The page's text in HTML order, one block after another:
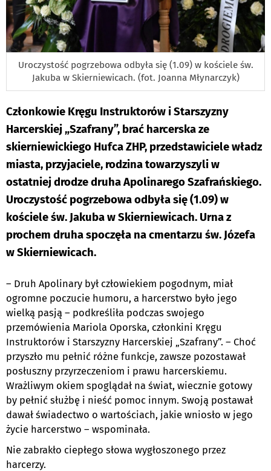
Uroczystość pogrzebowa odbyła się (1.09) w kościele św.
Jakuba w Skierniewicach. (fot. Joanna Młynarczyk)
Członkowie Kręgu Instruktorów i Starszyzny
Harcerskiej „Szafrany”, brać harcerska ze
skierniewickiego Hufca ZHP, przedstawiciele władz
miasta, przyjaciele, rodzina towarzyszyli w
ostatniej drodze druha Apolinarego Szafrańskiego.
Uroczystość pogrzebowa odbyła się (1.09) w
kościele św. Jakuba w Skierniewicach. Urna z
prochem druha spoczęła na cmentarzu św. Józefa
w Skierniewicach.
– Druh Apolinary był człowiekiem pogodnym, miał
ogromne poczucie humoru, a harcerstwo było jego
wielką pasją – podkreśliła podczas swojego
przemówienia Mariola Oporska, członkini Kręgu
Instruktorów i Starszyzny Harcerskiej „Szafrany”. – Choć
przyszło mu pełnić różne funkcje, zawsze pozostawał
posłuszny przyrzeczeniom i prawu harcerskiemu.
Wrażliwym okiem spoglądał na świat, wiecznie gotowy
by pełnić służbę i nieść pomoc innym. Swoją postawał
dawał świadectwo o wartościach, jakie wniosło w jego
życie harcerstwo – wspominała.
Nie zabrakło ciepłego słowa wygłoszonego przez
harcerzy.